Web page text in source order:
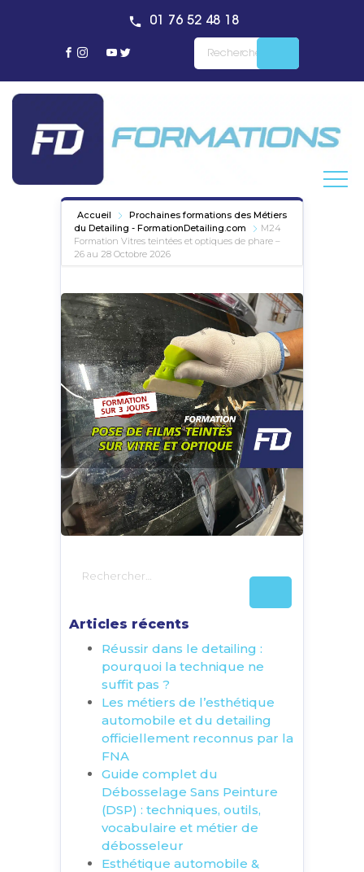
01 76 52 48 18
Accueil
Prochaines formations des Métiers
du Detailing - FormationDetailing.com
M24
Formation Vitres teintées et optiques de phare –
26 au 28 Octobre 2026
Articles récents
Réussir dans le detailing :
pourquoi la technique ne
suffit pas ?
Les métiers de l’esthétique
automobile et du detailing
officiellement reconnus par la
FNA
Guide complet du
Débosselage Sans Peinture
(DSP) : techniques, outils,
vocabulaire et métier de
débosseleur
Esthétique automobile &